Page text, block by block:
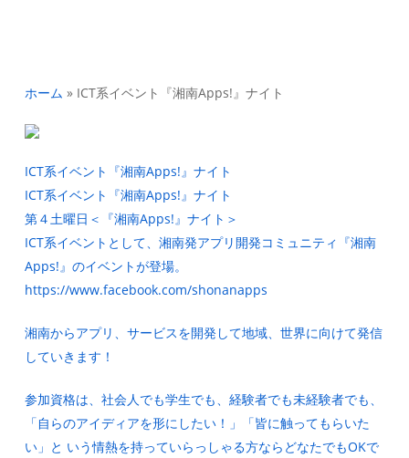
ホーム » ICT系イベント『湘南Apps!』ナイト
ICT系イベント『湘南Apps!』ナイト
ICT系イベント『湘南Apps!』ナイト
第４土曜日＜『湘南Apps!』ナイト＞
ICT系イベントとして、湘南発アプリ開発コミュニティ『湘南
Apps!』のイベントが登場。
https://www.facebook.com/shonanapps
湘南からアプリ、サービスを開発して地域、世界に向けて発信
していきます！
参加資格は、社会人でも学生でも、経験者でも未経験者でも、
「自らのアイディアを形にしたい！」「皆に触ってもらいた
い」と いう情熱を持っていらっしゃる方ならどなたでもOKで